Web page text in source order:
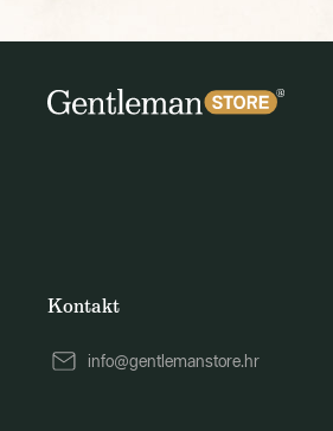
Kontakt
info@gentlemanstore.hr